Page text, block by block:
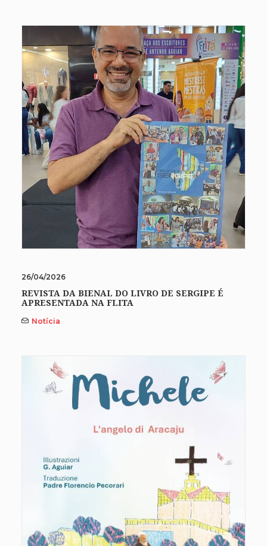
26/04/2026
REVISTA DA BIENAL DO LIVRO DE SERGIPE É
APRESENTADA NA FLITA
Notícia